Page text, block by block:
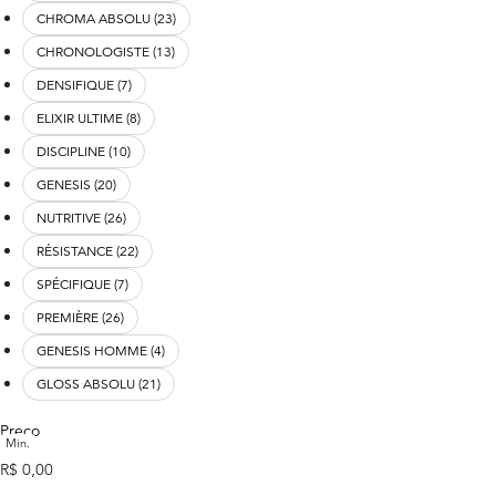
CHROMA ABSOLU (23)
CHRONOLOGISTE (13)
DENSIFIQUE (7)
ELIXIR ULTIME (8)
DISCIPLINE (10)
GENESIS (20)
NUTRITIVE (26)
RÉSISTANCE (22)
SPÉCIFIQUE (7)
PREMIÈRE (26)
GENESIS HOMME (4)
GLOSS ABSOLU (21)
Preço
Min.